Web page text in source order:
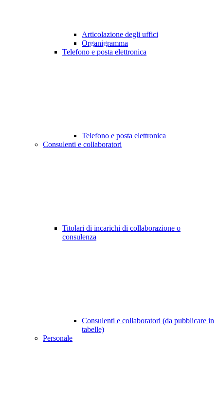
Articolazione degli uffici
Organigramma
Telefono e posta elettronica
Telefono e posta elettronica
Consulenti e collaboratori
Titolari di incarichi di collaborazione o
consulenza
Consulenti e collaboratori (da pubblicare in
tabelle)
Personale